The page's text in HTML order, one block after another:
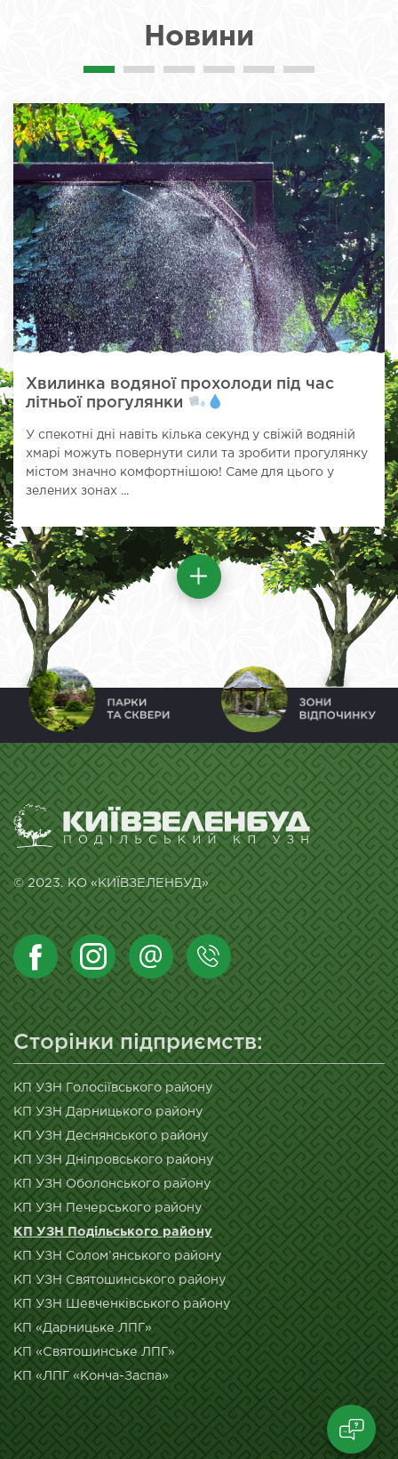
Новини
Хвилинка водяної прохолоди під час
літньої прогулянки
У спекотні дні навіть кілька секунд у свіжій водяній
хмарі можуть повернути сили та зробити прогулянку
містом значно комфортнішою! Саме для цього у
зелених зонах ...
© 2023. КО «КИЇВЗЕЛЕНБУД»
Сторінки підприємств:
КП УЗН Голосіївського району
КП УЗН Дарницького району
КП УЗН Деснянського району
КП УЗН Дніпровського району
КП УЗН Оболонського району
КП УЗН Печерського району
КП УЗН Подільського району
КП УЗН Солом’янського району
КП УЗН Святошинського району
КП УЗН Шевченківського району
КП «Дарницьке ЛПГ»
КП «Святошинське ЛПГ»
КП «ЛПГ «Конча-Заспа»